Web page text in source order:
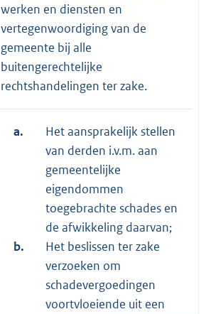
werken en diensten en
vertegenwoordiging van de
gemeente bij alle
buitengerechtelijke
rechtshandelingen ter zake.
a.
Het aansprakelijk stellen
van derden i.v.m. aan
gemeentelijke
eigendommen
toegebrachte schades en
de afwikkeling daarvan;
b.
Het beslissen ter zake
verzoeken om
schadevergoedingen
voortvloeiende uit een